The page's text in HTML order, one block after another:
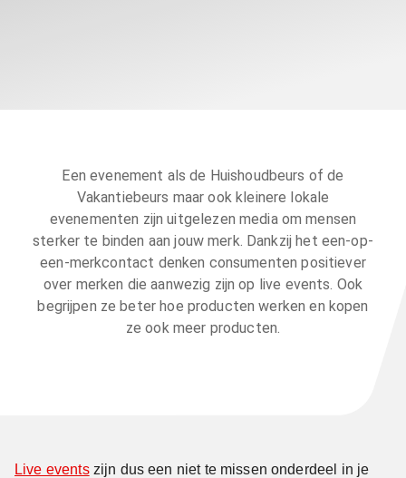
Een evenement als de Huishoudbeurs of de
Vakantiebeurs maar ook kleinere lokale
evenementen zijn uitgelezen media om mensen
sterker te binden aan jouw merk. Dankzij het een-op-
een-merkcontact denken consumenten positiever
over merken die aanwezig zijn op live events. Ook
begrijpen ze beter hoe producten werken en kopen
ze ook meer producten.
Live eventszijn dus een niet te missen onderdeel in je